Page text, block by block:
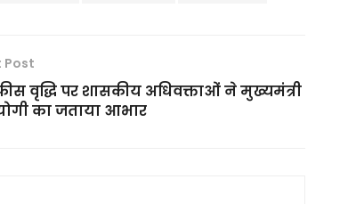
Post
वृद्धि पर शासकीय अधिवक्ताओं ने मुख्यमंत्री
का जताया आभार